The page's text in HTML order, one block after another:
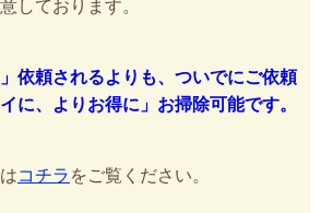
しております。
依頼されるよりも、ついでにご依頼
に、よりお得に」お掃除可能です。
コチラ をご覧ください。